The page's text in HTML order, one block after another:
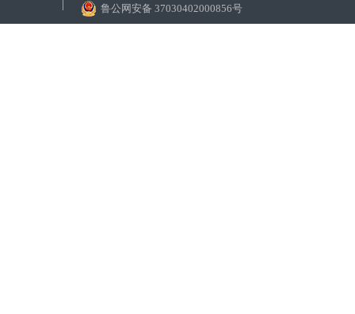
鲁公网安备 37030402000856号